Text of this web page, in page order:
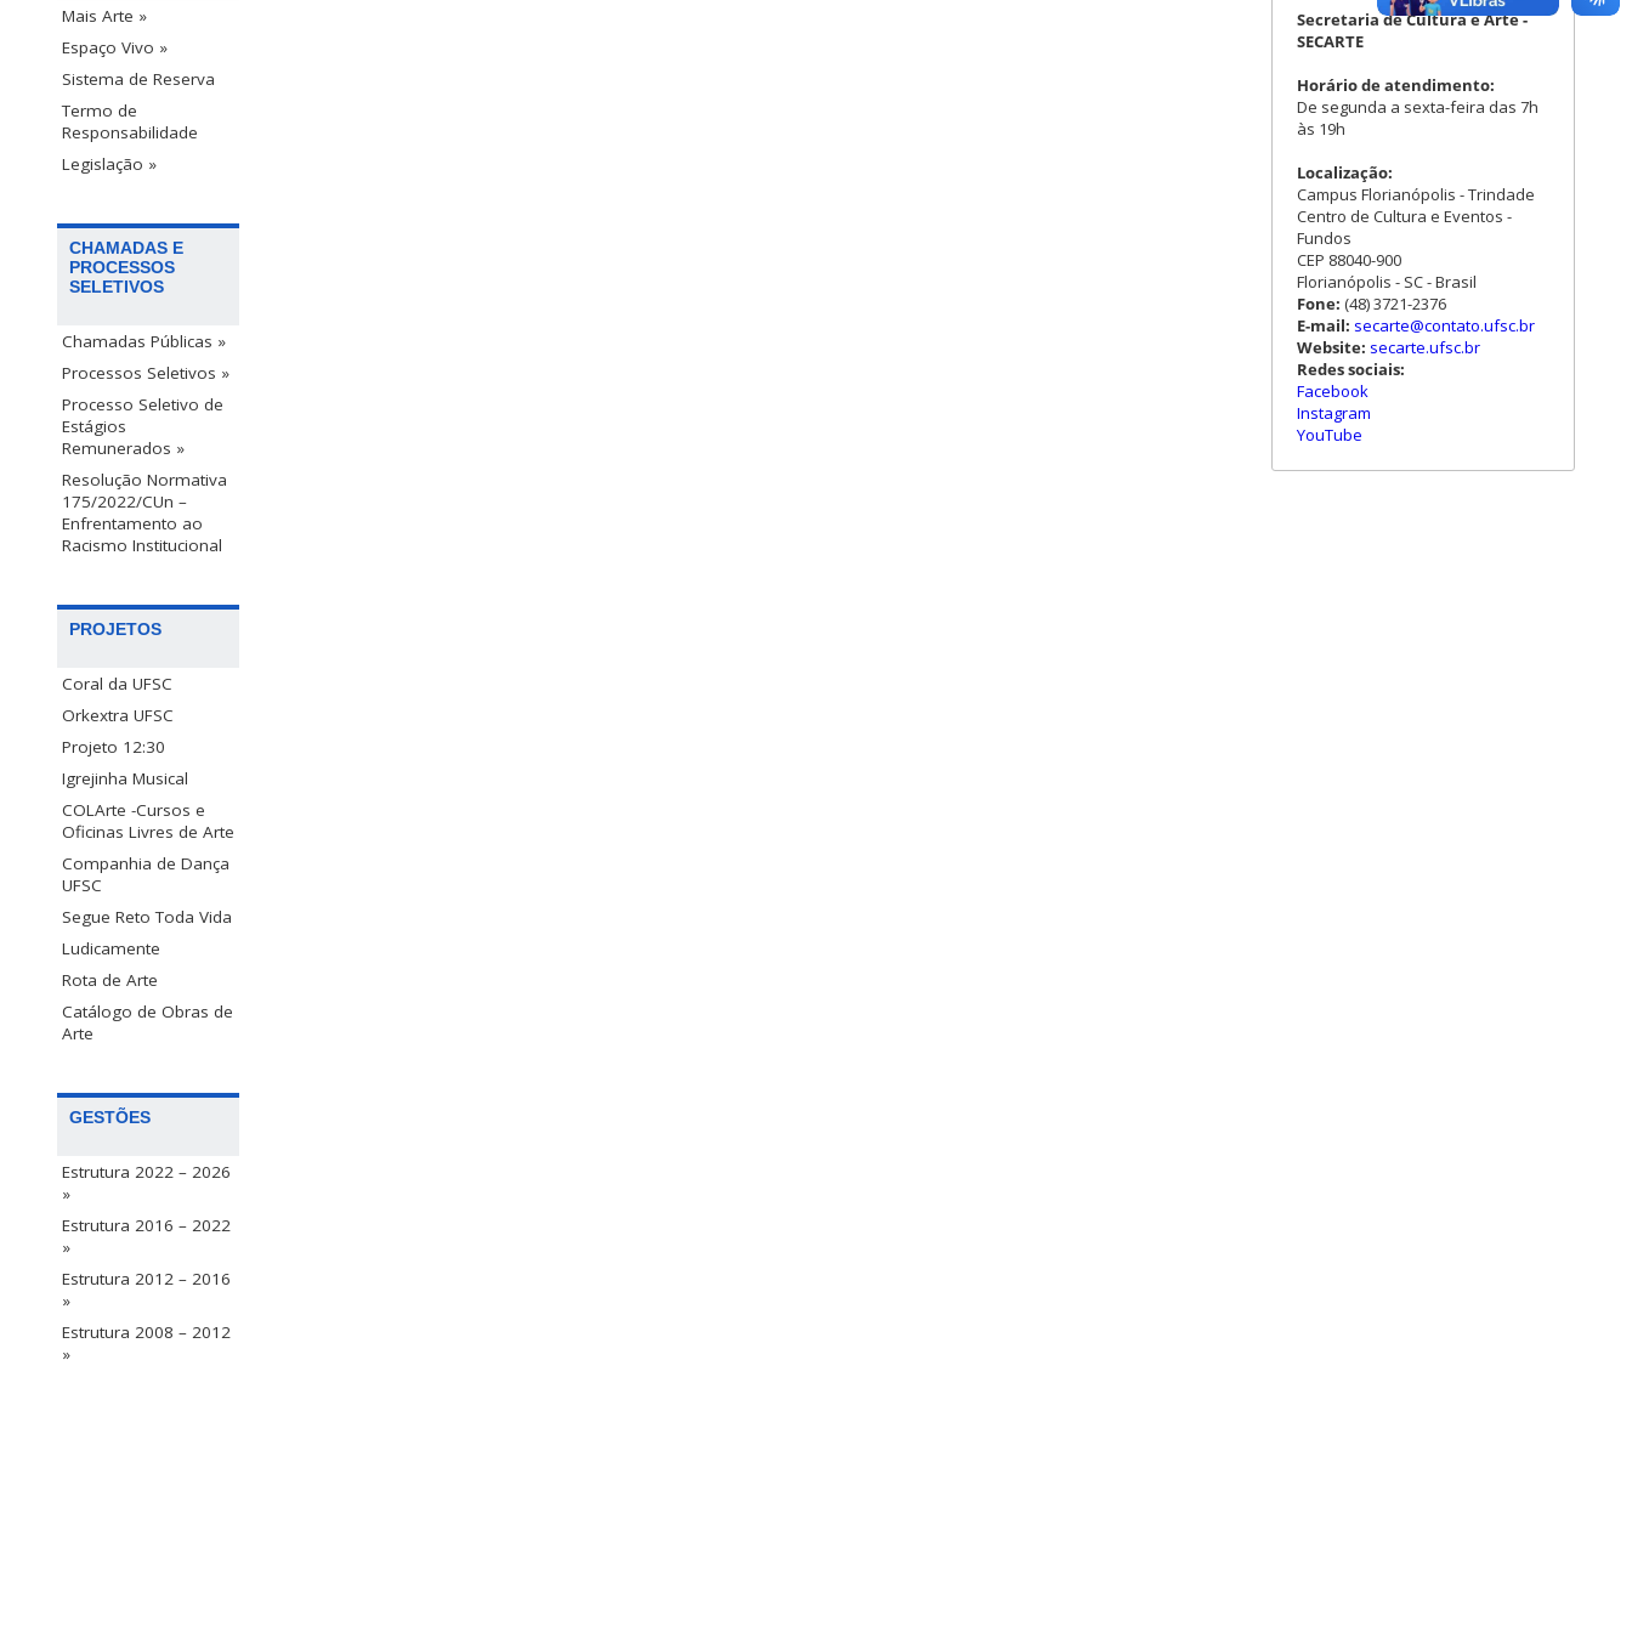
Mais Arte »
Espaço Vivo »
Sistema de Reserva
Termo de
Responsabilidade
Legislação »
CHAMADAS E
PROCESSOS
SELETIVOS
Chamadas Públicas »
Processos Seletivos »
Processo Seletivo de
Estágios
Remunerados »
Resolução Normativa
175/2022/CUn –
Enfrentamento ao
Racismo Institucional
PROJETOS
Coral da UFSC
Orkextra UFSC
Projeto 12:30
Igrejinha Musical
COLArte -Cursos e
Oficinas Livres de Arte
Companhia de Dança
UFSC
Segue Reto Toda Vida
Ludicamente
Rota de Arte
Catálogo de Obras de
Arte
GESTÕES
Estrutura 2022 – 2026
»
Estrutura 2016 – 2022
»
Estrutura 2012 – 2016
»
Estrutura 2008 – 2012
»
Secretaria de Cultura e Arte -
SECARTE
Horário de atendimento:
De segunda a sexta-feira das 7h
às 19h
Localização:
Campus Florianópolis - Trindade
Centro de Cultura e Eventos -
Fundos
CEP 88040-900
Florianópolis - SC - Brasil
Fone: (48) 3721-2376
E-mail: secarte@contato.ufsc.br
Website: secarte.ufsc.br
Redes sociais:
Facebook
Instagram
YouTube